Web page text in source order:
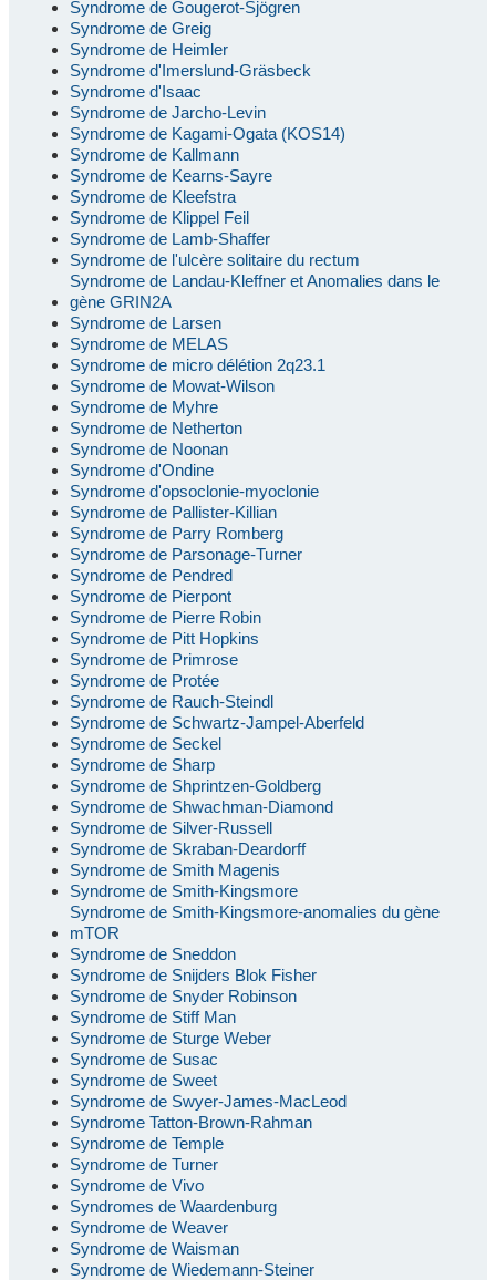
Syndrome de Gougerot-Sjögren
Syndrome de Greig
Syndrome de Heimler
Syndrome d'Imerslund-Gräsbeck
Syndrome d'Isaac
Syndrome de Jarcho-Levin
Syndrome de Kagami-Ogata (KOS14)
Syndrome de Kallmann
Syndrome de Kearns-Sayre
Syndrome de Kleefstra
Syndrome de Klippel Feil
Syndrome de Lamb-Shaffer
Syndrome de l'ulcère solitaire du rectum
Syndrome de Landau-Kleffner et Anomalies dans le
gène GRIN2A
Syndrome de Larsen
Syndrome de MELAS
Syndrome de micro délétion 2q23.1
Syndrome de Mowat-Wilson
Syndrome de Myhre
Syndrome de Netherton
Syndrome de Noonan
Syndrome d'Ondine
Syndrome d'opsoclonie-myoclonie
Syndrome de Pallister-Killian
Syndrome de Parry Romberg
Syndrome de Parsonage-Turner
Syndrome de Pendred
Syndrome de Pierpont
Syndrome de Pierre Robin
Syndrome de Pitt Hopkins
Syndrome de Primrose
Syndrome de Protée
Syndrome de Rauch-Steindl
Syndrome de Schwartz-Jampel-Aberfeld
Syndrome de Seckel
Syndrome de Sharp
Syndrome de Shprintzen-Goldberg
Syndrome de Shwachman-Diamond
Syndrome de Silver-Russell
Syndrome de Skraban-Deardorff
Syndrome de Smith Magenis
Syndrome de Smith-Kingsmore
Syndrome de Smith-Kingsmore-anomalies du gène
mTOR
Syndrome de Sneddon
Syndrome de Snijders Blok Fisher
Syndrome de Snyder Robinson
Syndrome de Stiff Man
Syndrome de Sturge Weber
Syndrome de Susac
Syndrome de Sweet
Syndrome de Swyer-James-MacLeod
Syndrome Tatton-Brown-Rahman
Syndrome de Temple
Syndrome de Turner
Syndrome de Vivo
Syndromes de Waardenburg
Syndrome de Weaver
Syndrome de Waisman
Syndrome de Wiedemann-Steiner